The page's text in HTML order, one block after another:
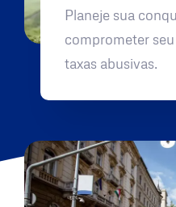
Planeje sua
comprometer
taxas abusivas.